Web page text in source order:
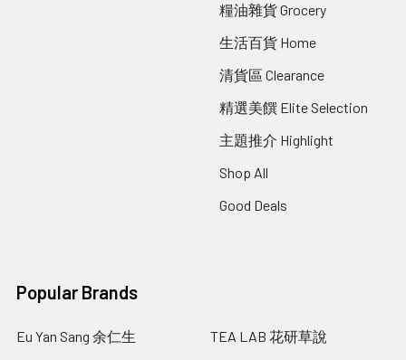
糧油雜貨 Grocery
生活百貨 Home
清貨區 Clearance
精選美饌 Elite Selection
主題推介 Highlight
Shop All
Good Deals
Popular Brands
Eu Yan Sang 余仁生 TEA LAB 花研草說